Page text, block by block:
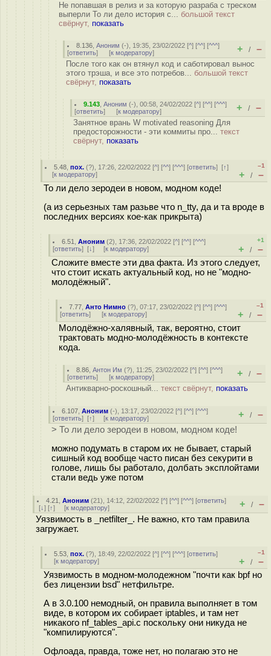
Не попавшая в релиз и за которую разраба с треском
выперли То ли дело история с... большой текст
свёрнут, показать
8.136 ,Аноним (-), 19:35, 23/02/2022 [^] [^^] [^^^]
[ответить] [к модератору] + / –
После того как он втянул код и саботировал вынос
этого трэша, и все это потребов... большой текст
свёрнут, показать
9.143 ,Аноним (-), 00:58, 24/02/2022 [^] [^^] [^^^]
[ответить] [к модератору] + / –
Занятное врань W motivated reasoning Для
предосторожности - эти коммиты про... текст
свёрнут, показать
5.48 ,пох. (?), 17:26, 22/02/2022 [^] [^^] [^^^] [ответить][↑]
[к модератору]
–1
+ / –
То ли дело зеродеи в новом, модном коде!
(а из серьезных там разьве что n_tty, да и та вроде в
последних версиях кое-как прикрыта)
6.51 ,Аноним (2), 17:36, 22/02/2022 [^] [^^] [^^^]
[ответить] [↓] [к модератору]
+1
+ / –
Сложите вместе эти два факта. Из этого следует,
что стоит искать актуальный код, но не "модно-
молодёжный".
7.77 ,Анто Нимно (?), 07:17, 23/02/2022 [^] [^^] [^^^]
[ответить] [к модератору]
–1
+ / –
Молодёжно-халявный, так, вероятно, стоит
трактовать модно-молодёжность в контексте
кода.
8.86 ,Антон Им (?), 11:25, 23/02/2022 [^] [^^] [^^^]
[ответить] [к модератору] + / –
Антикварно-роскошный... текст свёрнут, показать
6.107 ,Аноним (-), 13:17, 23/02/2022 [^] [^^] [^^^]
[ответить] [↑] [к модератору] + / –
> То ли дело зеродеи в новом, модном коде!
можно подумать в старом их не бывает, старый
сишный код вообще часто писан без секурити в
голове, лишь бы работало, долбать эксплойтами
стали ведь уже потом
4.21 ,Аноним (21), 14:12, 22/02/2022 [^] [^^] [^^^] [ответить]
[↓] [↑] [к модератору] + / –
Уязвимость в _netfilter_. Не важно, кто там правила
загружает.
5.53 ,пох. (?), 18:49, 22/02/2022 [^] [^^] [^^^] [ответить]
[к модератору]
–1
+ / –
Уязвимость в модном-молодежном "почти как bpf но
без лицензии bsd" нетфильтре.
А в 3.0.100 немодный, он правила выполняет в том
виде, в котором их собирает iptables, и там нет
никакого nf_tables_api.c поскольку они никуда не
"компилируются".
Офлоада, правда, тоже нет, но полагаю это не